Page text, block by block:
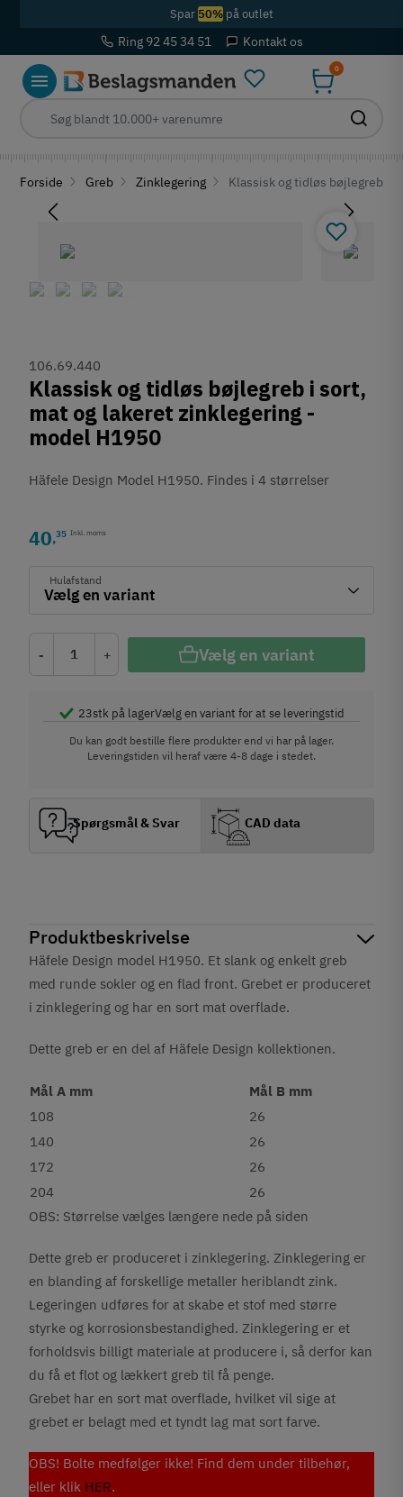
Spar 50%på outlet
Ring 92 45 34 51 Kontakt os
0
Forside Greb Zinklegering Klassisk og tidløs bøjlegreb i
Produktbeskrivelse
Häfele Design model H1950. Et slank og enkelt greb
med runde sokler og en flad front. Grebet er produceret
i zinklegering og har en sort mat overflade.
Dette greb er en del af Häfele Design kollektionen.
Mål A mm
Mål B mm
108
26
140
26
172
26
204
26
OBS: Størrelse vælges længere nede på siden
Dette greb er produceret i zinklegering. Zinklegering er
en blanding af forskellige metaller heriblandt zink.
Legeringen udføres for at skabe et stof med større
styrke og korrosionsbestandighed. Zinklegering er et
forholdsvis billigt materiale at producere i, så derfor kan
du få et flot og lækkert greb til få penge.
Grebet har en sort mat overflade, hvilket vil sige at
grebet er belagt med et tyndt lag mat sort farve.
OBS! Bolte medfølger ikke! Find dem under tilbehør,
eller klik HER.
106.69.440
Klassisk og tidløs bøjlegreb i sort,
mat og lakeret zinklegering -
model H1950
Häfele Design Model H1950. Findes i 4 størrelser
40,35 Inkl. moms
Hulafstand
- + Vælg en variant
23stk på lagerVælg en variant for at se leveringstid
Du kan godt bestille flere produkter end vi har på lager.
Leveringstiden vil heraf være 4-8 dage i stedet.
Spørgsmål & Svar CAD data